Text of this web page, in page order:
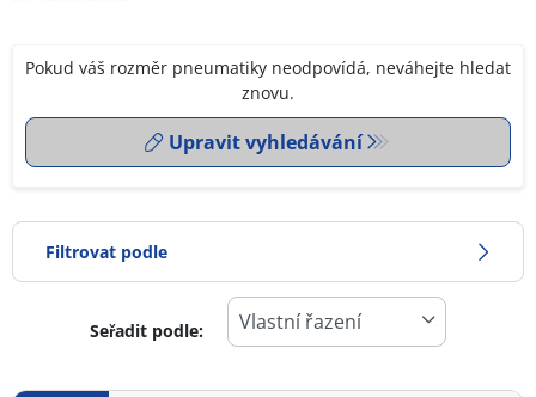
Pokud váš rozměr pneumatiky neodpovídá, neváhejte hledat
znovu.
Upravit vyhledávání
Filtrovat podle
Seřadit podle: